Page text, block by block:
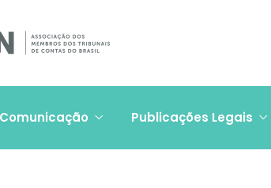
Comunicação Publicações Legais